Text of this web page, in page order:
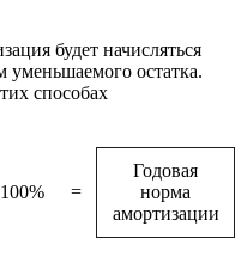
будет начисляться
остатка.
способах
100% =
Годовая
норма
амортизации